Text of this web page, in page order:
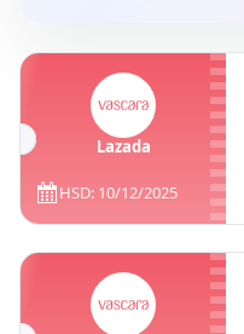
Lazada
HSD: 10/12/2025